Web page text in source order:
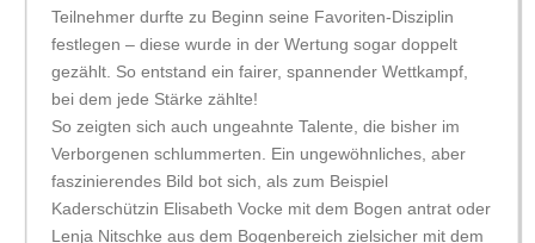
Teilnehmer durfte zu Beginn seine Favoriten-Disziplin
festlegen – diese wurde in der Wertung sogar doppelt
gezählt. So entstand ein fairer, spannender Wettkampf,
bei dem jede Stärke zählte!
So zeigten sich auch ungeahnte Talente, die bisher im
Verborgenen schlummerten. Ein ungewöhnliches, aber
faszinierendes Bild bot sich, als zum Beispiel
Kaderschützin Elisabeth Vocke mit dem Bogen antrat oder
Lenja Nitschke aus dem Bogenbereich zielsicher mit dem